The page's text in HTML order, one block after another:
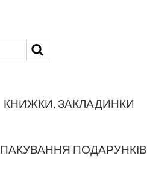
КНИЖКИ, ЗАКЛАДИНКИ
ПАКУВАННЯ ПОДАРУНКІВ